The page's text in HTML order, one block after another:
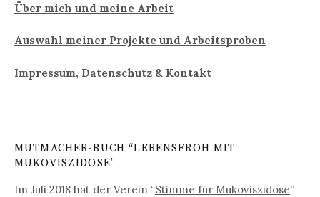
Über mich und meine Arbeit
Auswahl meiner Projekte und Arbeitsproben
Impressum, Datenschutz & Kontakt
MUTMACHER-BUCH “LEBENSFROH MIT
MUKOVISZIDOSE”
Im Juli 2018 hat der Verein “Stimme für Mukoviszidose”